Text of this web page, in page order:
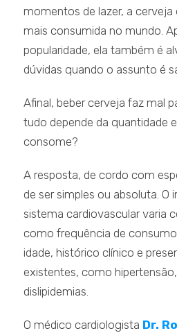
momentos de lazer, a cerveja
mais consumida no mundo.
popularidade, ela também é
dúvidas quando o assunto é
Afinal, beber cerveja faz mal
tudo depende da quantidade
consome?
A resposta, de cordo com
de ser simples ou absoluta.
sistema cardiovascular varia
como frequência de
idade, histórico clínico e
existentes, como
dislipidemias.
O médico cardiologista Dr.